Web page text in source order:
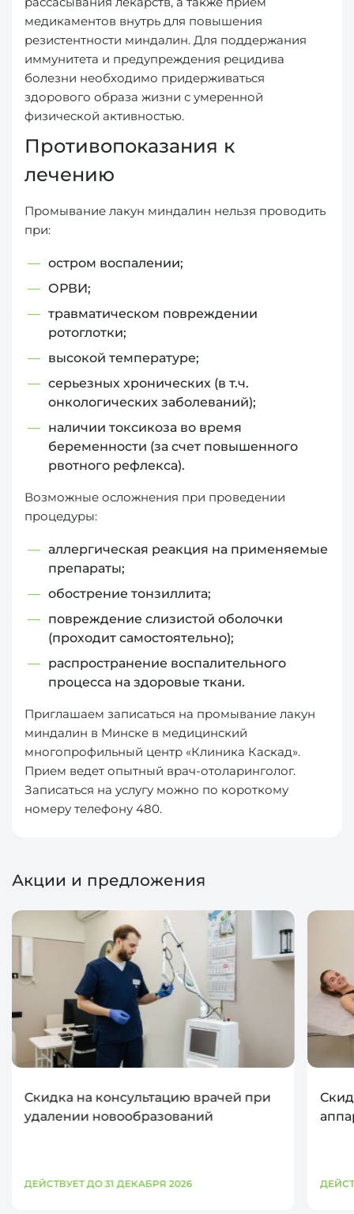
медикаментов внутрь для повышения
резистентности миндалин. Для поддержания
иммунитета и предупреждения рецидива
болезни необходимо придерживаться
здорового образа жизни с умеренной
физической активностью.
Противопоказания к
лечению
Промывание лакун миндалин нельзя проводить
при:
остром воспалении;
ОРВИ;
травматическом повреждении
ротоглотки;
высокой температуре;
серьезных хронических (в т.ч.
онкологических заболеваний);
наличии токсикоза во время
беременности (за счет повышенного
рвотного рефлекса).
Возможные осложнения при проведении
процедуры:
аллергическая реакция на применяемые
препараты;
обострение тонзиллита;
повреждение слизистой оболочки
(проходит самостоятельно);
распространение воспалительного
процесса на здоровые ткани.
Приглашаем записаться на промывание лакун
миндалин в Минске в медицинский
многопрофильный центр «Клиника Каскад».
Прием ведет опытный врач-отоларинголог.
Записаться на услугу можно по короткому
номеру телефону 480.
Акции и предложения
Скидка на консультацию врачей при
удалении новообразований
ДЕЙСТВУЕТ ДО 31 ДЕКАБРЯ 2026